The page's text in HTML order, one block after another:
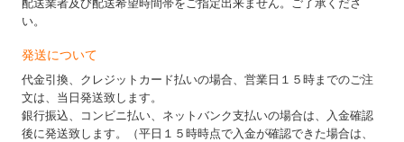
配送業者及び配送希望時間帯をご指定出来ません。ご了承くださ
い。
発送について
代金引換、クレジットカード払いの場合、営業日１５時までのご注
文は、当日発送致します。
銀行振込、コンビニ払い、ネットバンク支払いの場合は、入金確認
後に発送致します。（平日１５時時点で入金が確認できた場合は、